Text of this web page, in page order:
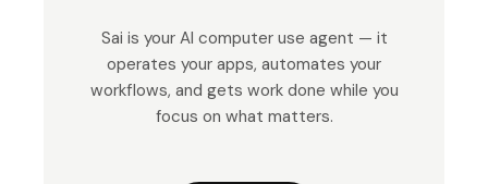
Sai is your AI computer use agent — it
operates your apps, automates your
workflows, and gets work done while you
focus on what matters.